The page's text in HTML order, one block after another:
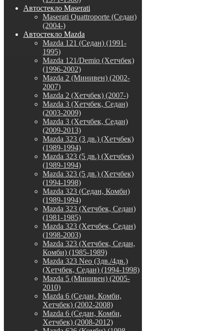
Автостекло Maserati
Maserati Quattroporte (Седан)
(2004-)
Автостекло Mazda
Mazda 121 (Седан) (1991-
1995)
Mazda 121/Demio (Хетчбек)
(1996-2002)
Mazda 2 (Минивен) (2002-
2007)
Mazda 2 (Хетчбек) (2007-)
Mazda 3 (Хетчбек, Седан)
(2003-2009)
Mazda 3 (Хетчбек, Седан)
(2009-2013)
Mazda 323 (3 дв.) (Хетчбек)
(1989-1994)
Mazda 323 (5 дв.) (Хетчбек)
(1989-1994)
Mazda 323 (5 дв.) (Хетчбек)
(1994-1998)
Mazda 323 (Седан, Комби)
(1989-1994)
Mazda 323 (Хетчбек, Седан)
(1981-1985)
Mazda 323 (Хетчбек, Седан)
(1998-2003)
Mazda 323 (Хетчбек, Седан,
Комби) (1985-1989)
Mazda 323 Neo (3дв./4дв.)
(Хетчбек, Седан) (1994-1998)
Mazda 5 (Минивен) (2005-
2010)
Mazda 6 (Седан, Комби,
Хетчбек) (2002-2008)
Mazda 6 (Седан, Комби,
Хетчбек) (2008-2012)